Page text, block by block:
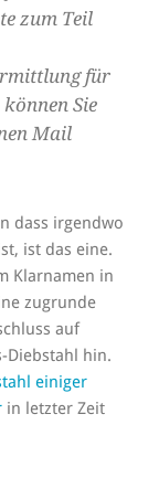
zum Teil
für
Sie
Mail
dass irgendwo
ist das eine.
Klarnamen in
zugrunde
auf
Diebstahl hin.
einiger
in letzter Zeit